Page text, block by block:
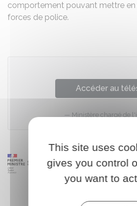
comportement pouvant mettre en
forces de police.
Accéder au
Ministère chargé de
This site uses
gives you control
you want to